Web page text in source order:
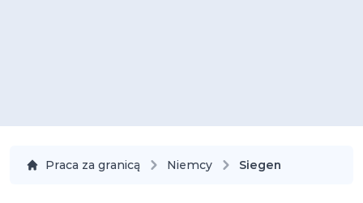
Praca za granicą Niemcy Siegen